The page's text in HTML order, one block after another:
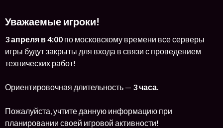
Уважаемые игроки!
3 апреля в 4:00 по московскому времени все серверы
игры будут закрыты для входа в связи с проведением
технических работ!
Ориентировочная длительность — 3 часа.
Пожалуйста, учтите данную информацию при
планировании своей игровой активности!